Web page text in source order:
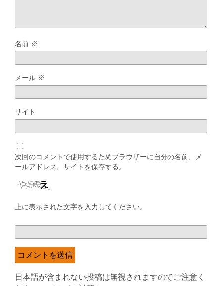
名前 ※
メール ※
サイト
次回のコメントで使用するためブラウザーに自分の名前、メ
ールアドレス、サイトを保存する。
上に表示された文字を入力してください。
日本語が含まれない投稿は無視されますのでご注意く